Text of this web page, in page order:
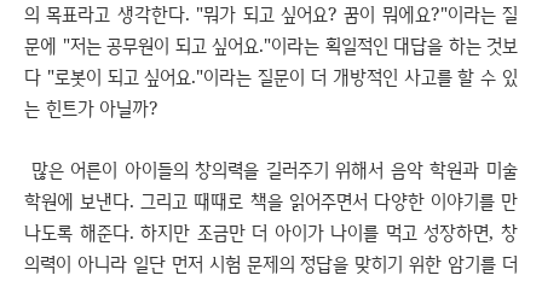
의 목표라고 생각한다. "뭐가 되고 싶어요? 꿈이 뭐에요?"이라는 질
문에 "저는 공무원이 되고 싶어요."이라는 획일적인 대답을 하는 것보
다 "로봇이 되고 싶어요."이라는 질문이 더 개방적인 사고를 할 수 있
는 힌트가 아닐까?
많은 어른이 아이들의 창의력을 길러주기 위해서 음악 학원과 미술
학원에 보낸다. 그리고 때때로 책을 읽어주면서 다양한 이야기를 만
나도록 해준다. 하지만 조금만 더 아이가 나이를 먹고 성장하면, 창
의력이 아니라 일단 먼저 시험 문제의 정답을 맞히기 위한 암기를 더